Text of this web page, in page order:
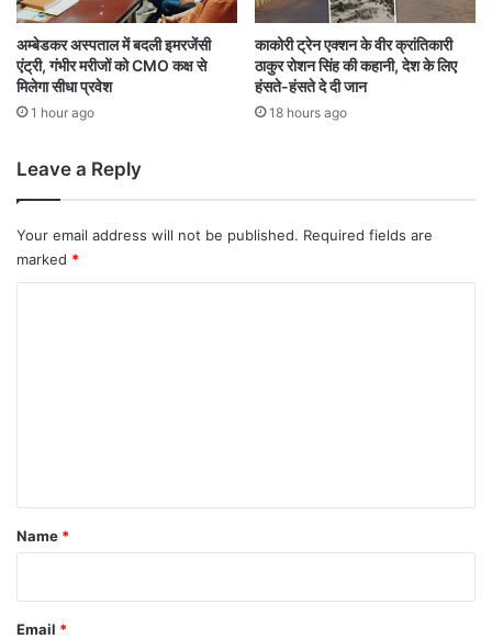
अम्बेडकर अस्पताल में बदली इमरजेंसी
एंट्री, गंभीर मरीजों को CMO कक्ष से
मिलेगा सीधा प्रवेश
1 hour ago
काकोरी ट्रेन एक्शन के वीर क्रांतिकारी
ठाकुर रोशन सिंह की कहानी, देश के लिए
हंसते-हंसते दे दी जान
18 hours ago
Leave a Reply
Your email address will not be published. Required fields are
marked *
*
Name *
Email *